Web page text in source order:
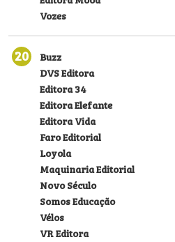
Vozes
20
Buzz
DVS Editora
Editora 34
Editora Elefante
Editora Vida
Faro Editorial
Loyola
Maquinaria Editorial
Novo Século
Somos Educação
Vélos
VR Editora